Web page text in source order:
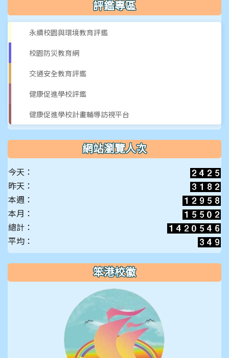
評鑑專區
永續校園與環境教育評鑑
校園防災教育網
交通安全教育評鑑
健康促進學校評鑑
健康促進學校計畫輔導訪視平台
網站瀏覽人次
今天：
昨天：
本週：
本月：
總計：
平均：
笨港校徽